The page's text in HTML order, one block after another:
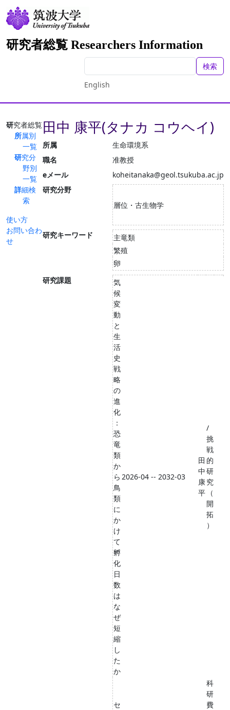
研究者総覧 Researchers Information
検索
English
研究者総覧
所属別
一覧
研究分
野別
一覧
詳細検
索
使い方
お問い合わ
せ
田中 康平(タナカ コウヘイ)
所属
生命環境系
職名
准教授
eメール
koheitanaka@geol.tsukuba.ac.jp
研究分野
層位・古生物学
研究キーワード
主竜類
繁殖
卵
研究課題
気
候
変
動
と
生
活
史
戦
略
の
進
化
：
恐
竜
類
か
ら
鳥
類
に
か
け
て
孵
化
日
数
は
な
ぜ
短
縮
し
た
か
2026-04 -- 2032-03
田
中
康
平
/
挑
戦
的
研
究
（
開
拓
）
セ
科
研
費